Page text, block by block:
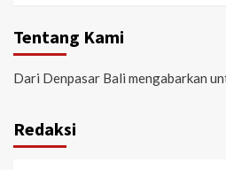
Tentang Kami
Dari Denpasar Bali mengabarkan
Redaksi